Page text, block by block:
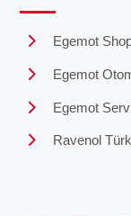
Egemot
Egemot
Egemot
Ravenol